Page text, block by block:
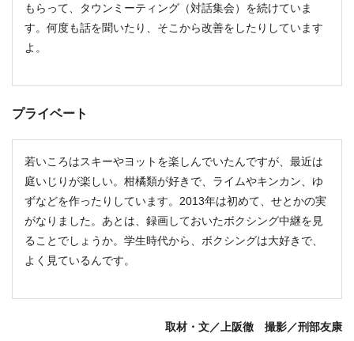
もらって、タウンミーティング（対話集会）を続けていま
す。何度も話を聞いたり、そこから改善をしたりしています
よ。
プライベート
若いころはスキーやヨットを楽しんでいたんですが、最近は
庭いじりが楽しい。柑橘類が好きで、ライムやキンカン、ゆ
ずなどを作ったりしています。2013年は初めて、せとかの実
がなりました。あとは、録画しておいたボクシング中継を見
ることでしょうか。学生時代から、ボクシングは大好きで、
よく見ているんです。
取材・文／上阪徹 撮影／刑部友康